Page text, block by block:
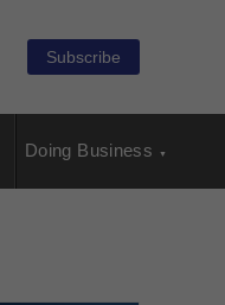
Subscribe
Doing Business